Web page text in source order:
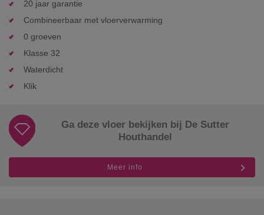
20 jaar garantie
Combineerbaar met vloerverwarming
0 groeven
Klasse 32
Waterdicht
Klik
Ga deze vloer bekijken bij De Sutter
Houthandel
Meer info